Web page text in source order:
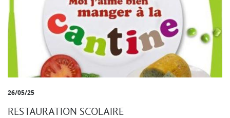
26/05/25
RESTAURATION SCOLAIRE